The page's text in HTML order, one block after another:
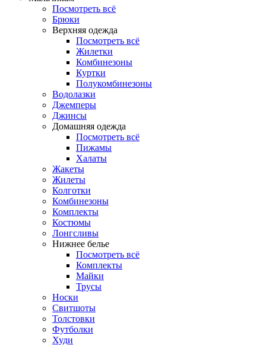
Посмотреть всё
Брюки
Верхняя одежда
Посмотреть всё
Жилетки
Комбинезоны
Куртки
Полукомбинезоны
Водолазки
Джемперы
Джинсы
Домашняя одежда
Посмотреть всё
Пижамы
Халаты
Жакеты
Жилеты
Колготки
Комбинезоны
Комплекты
Костюмы
Лонгсливы
Нижнее белье
Посмотреть всё
Комплекты
Майки
Трусы
Носки
Свитшоты
Толстовки
Футболки
Худи